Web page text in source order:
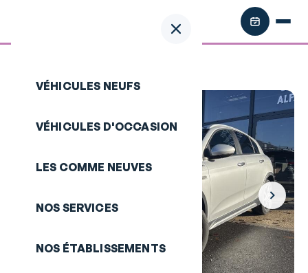
VÉHICULES NEUFS
VÉHICULES D'OCCASION
LES COMME NEUVES
NOS SERVICES
NOS ÉTABLISSEMENTS